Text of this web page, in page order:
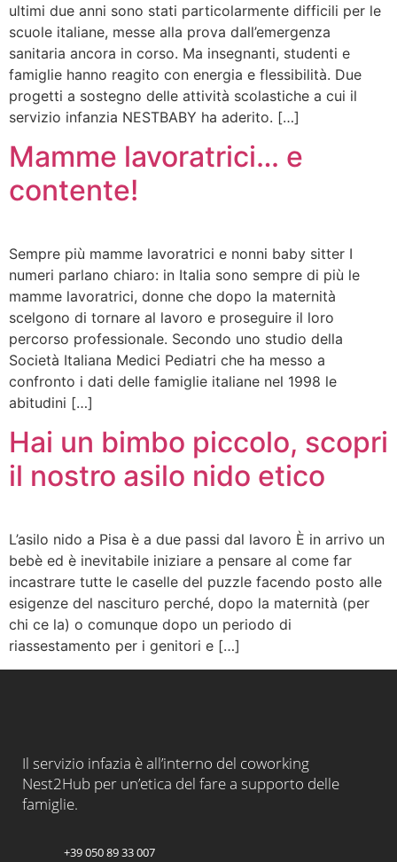
ultimi due anni sono stati particolarmente difficili per le
scuole italiane, messe alla prova dall’emergenza
sanitaria ancora in corso. Ma insegnanti, studenti e
famiglie hanno reagito con energia e flessibilità. Due
progetti a sostegno delle attività scolastiche a cui il
servizio infanzia NESTBABY ha aderito. […]
Mamme lavoratrici… e
contente!
Sempre più mamme lavoratrici e nonni baby sitter I
numeri parlano chiaro: in Italia sono sempre di più le
mamme lavoratrici, donne che dopo la maternità
scelgono di tornare al lavoro e proseguire il loro
percorso professionale. Secondo uno studio della
Società Italiana Medici Pediatri che ha messo a
confronto i dati delle famiglie italiane nel 1998 le
abitudini […]
Hai un bimbo piccolo, scopri
il nostro asilo nido etico
L’asilo nido a Pisa è a due passi dal lavoro È in arrivo un
bebè ed è inevitabile iniziare a pensare al come far
incastrare tutte le caselle del puzzle facendo posto alle
esigenze del nascituro perché, dopo la maternità (per
chi ce la) o comunque dopo un periodo di
riassestamento per i genitori e […]
Il servizio infazia è all’interno del coworking
Nest2Hub per un’etica del fare a supporto delle
famiglie.
+39 050 89 33 007